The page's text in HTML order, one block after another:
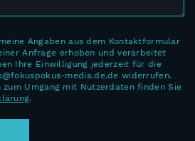
Angaben aus dem Kontaktformular
Anfrage erhoben und verarbeitet
Ihre Einwilligung jederzeit für die
media.de.de widerrufen.
Umgang mit Nutzerdaten finden Sie
.